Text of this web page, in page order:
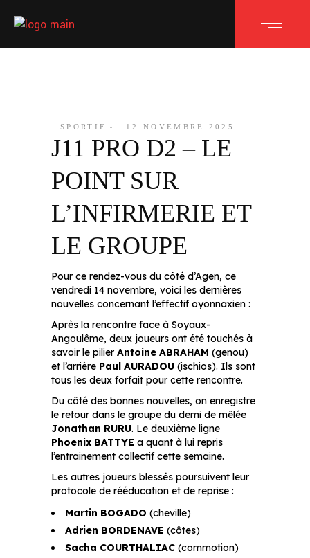
SPORTIF 12 NOVEMBRE 2025
J11 PRO D2 – LE
POINT SUR
L’INFIRMERIE ET
LE GROUPE
Pour ce rendez-vous du côté d’Agen, ce
vendredi 14 novembre, voici les dernières
nouvelles concernant l’effectif oyonnaxien :
Après la rencontre face à Soyaux-
Angoulême, deux joueurs ont été touchés à
savoir le pilier Antoine ABRAHAM (genou)
et l’arrière Paul AURADOU (ischios). Ils sont
tous les deux forfait pour cette rencontre.
Du côté des bonnes nouvelles, on enregistre
le retour dans le groupe du demi de mêlée
Jonathan RURU. Le deuxième ligne
Phoenix BATTYE a quant à lui repris
l’entrainement collectif cette semaine.
Les autres joueurs blessés poursuivent leur
protocole de rééducation et de reprise :
Martin BOGADO (cheville)
Adrien BORDENAVE (côtes)
Sacha COURTHALIAC (commotion)